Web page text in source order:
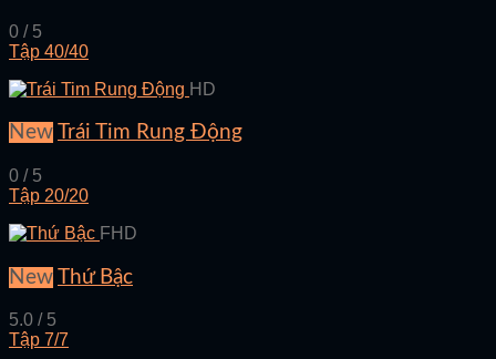
0 / 5
Tập 40/40
HD
New Trái Tim Rung Động
0 / 5
Tập 20/20
FHD
New Thứ Bậc
5.0 / 5
Tập 7/7